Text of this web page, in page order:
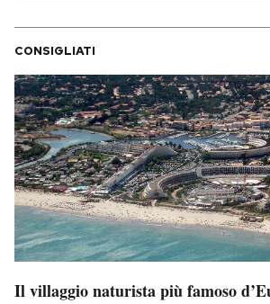
CONSIGLIATI
Il villaggio naturista più famoso